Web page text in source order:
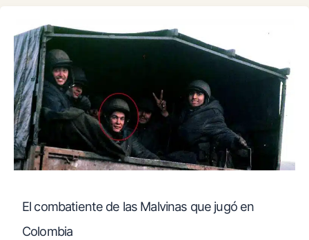
El combatiente de las Malvinas que jugó en
Colombia